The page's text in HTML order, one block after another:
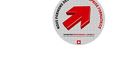
AAAAAAAAAAAAAA